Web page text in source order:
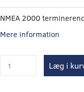
NMEA 2000
Mere information
Læg i